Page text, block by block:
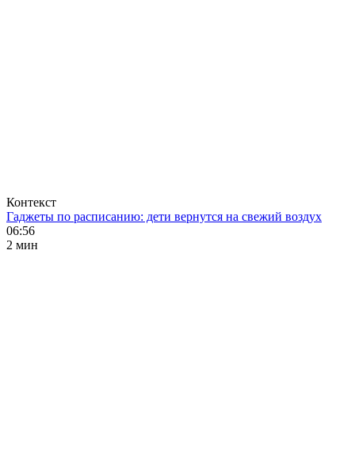
Контекст
Гаджеты по расписанию: дети вернутся на свежий воздух
06:56
2 мин